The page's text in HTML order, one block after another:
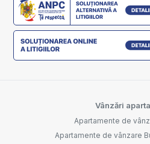
Vânzări
Apartamente de
Apartamente de vânzare